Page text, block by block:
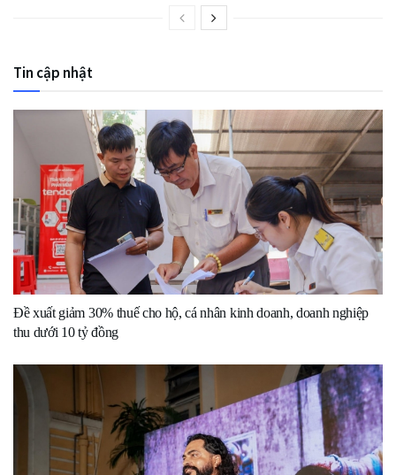
Tin cập nhật
Đề xuất giảm 30% thuế cho hộ, cá nhân kinh doanh, doanh nghiệp
thu dưới 10 tỷ đồng